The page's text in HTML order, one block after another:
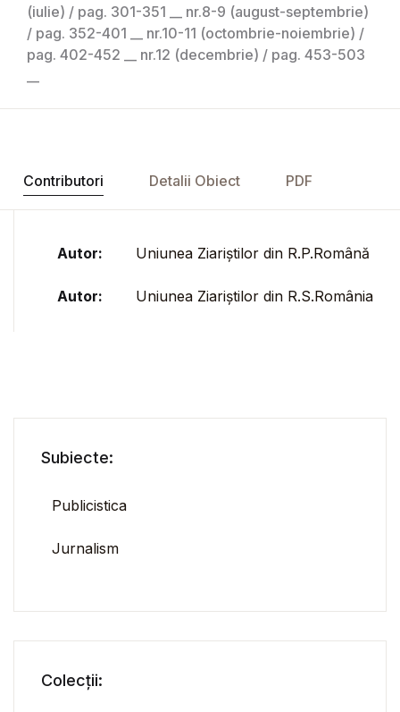
(iulie) / pag. 301-351 __ nr.8-9 (august-septembrie)
/ pag. 352-401 __ nr.10-11 (octombrie-noiembrie) /
pag. 402-452 __ nr.12 (decembrie) / pag. 453-503
Contributori Detalii Obiect PDF
Autor: Uniunea Ziariștilor din R.P.Română
Autor: Uniunea Ziariștilor din R.S.România
Subiecte:
Publicistica
Jurnalism
Colecții: